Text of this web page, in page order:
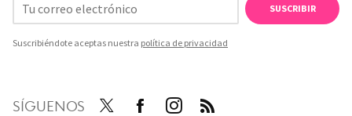
SUSCRIBIR
Suscribiéndote aceptas nuestra política de privacidad
SÍGUENOS